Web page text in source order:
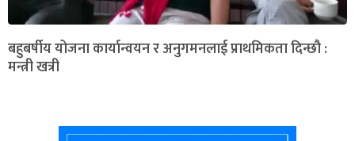
बहुबर्षीय योजना कार्यान्वयन र अनुगमनलाई प्राथमिकता दिन्छौ :
मन्त्री खत्री